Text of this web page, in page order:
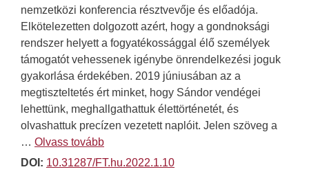
nemzetközi konferencia résztvevője és előadója.
Elkötelezetten dolgozott azért, hogy a gondnoksági
rendszer helyett a fogyatékossággal élő személyek
támogatót vehessenek igénybe önrendelkezési joguk
gyakorlása érdekében. 2019 júniusában az a
megtiszteltetés ért minket, hogy Sándor vendégei
lehettünk, meghallgathattuk élettörténetét, és
olvashattuk precízen vezetett naplóit. Jelen szöveg a
… Olvass tovább
DOI: 10.31287/FT.hu.2022.1.10